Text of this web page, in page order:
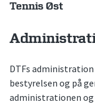
Tennis Øst
DTFs
bestyrelsen og på
administrationen og